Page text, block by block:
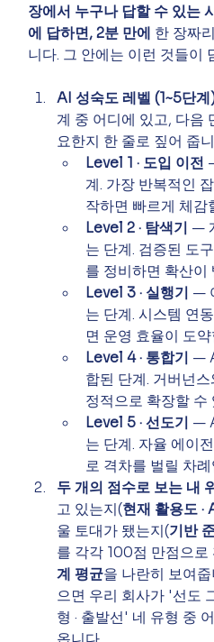
장에서 누구나 답할 수 있는
에 답하면, 2분 만에 한 장짜
니다. 그 안에는 이런 것들이
AI 성숙도 레벨 (1~5단
계 중 어디에 있고, 다음
요한지 한 줄로 짚어 줍
Level 1 · 도입 이전
계. 가장 반복적인
작하면 빠르게 체감
Level 2 · 탐색기 —
는 단계. 검증된 도
를 정비하면 확산이
Level 3 · 실행기 —
는 단계. 시스템 연
면 운영 효율이 도
Level 4 · 통합기 —
합된 단계. 거버넌스
정적으로 확장할 수
Level 5 · 선도기 —
는 단계. 자율 에이
로 격차를 벌릴 차
두 개의 점수로 보는 내
고 있는지(현재 활용도
울 토대가 됐는지(기반
를 각각 100점 만점으
계 평균을 나란히 보여
으면 우리 회사가 '선도
형 · 출발선' 네 유형 중